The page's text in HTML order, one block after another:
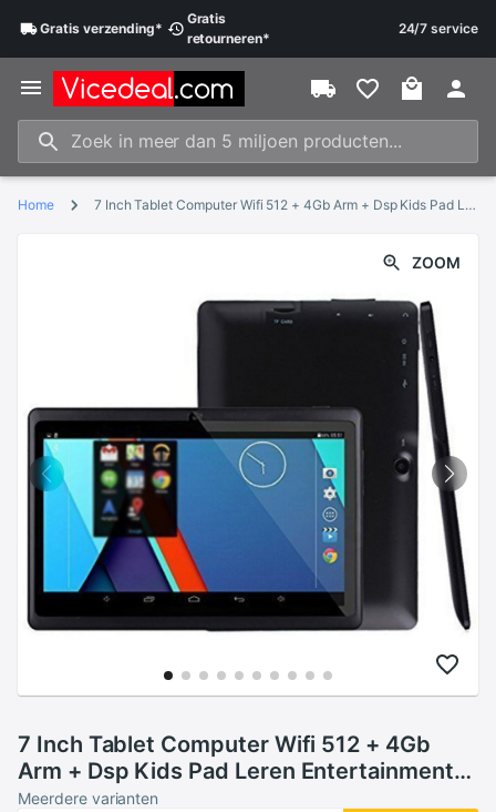
Gratisverzending*
Gratis
retourneren*
24/7 service
Home 7 Inch Tablet Computer Wifi 512 + 4Gb Arm + Dsp Kids Pad Leren Entertainment Tablet Zwaartekracht Sensor
ZOOM
7 Inch Tablet Computer Wifi 512 + 4Gb
Arm + Dsp Kids Pad Leren Entertainment
Tablet Zwaartekracht Sensor
Meerdere varianten